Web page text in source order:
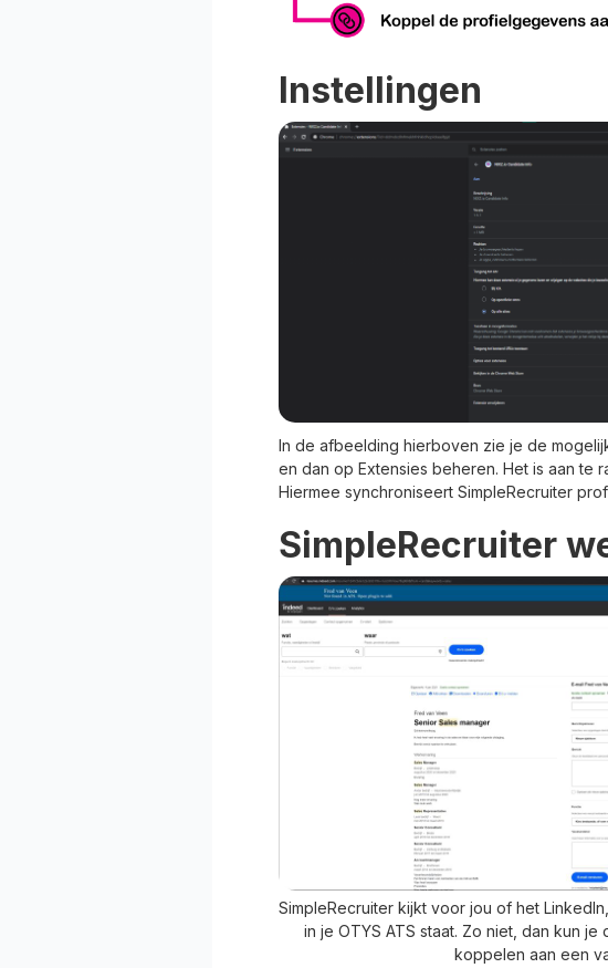
Instellingen
In de afbeelding hierboven zie je de
en dan op Extensies beheren. Het is aan te
Hiermee synchroniseert SimpleRecruiter
SimpleRecruiter
SimpleRecruiter kijkt voor jou of het
in je OTYS ATS staat. Zo niet, dan kun
koppelen aan een